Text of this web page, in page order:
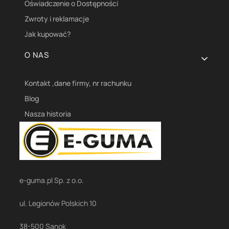
Oświadczenie o Dostępności
Zwroty i reklamacje
Jak kupować?
O NAS
Kontakt ,dane firmy, nr rachunku
Blog
Nasza historia
e-guma.pl Sp. z o.o.
ul. Legionów Polskich 10
38-500 Sanok